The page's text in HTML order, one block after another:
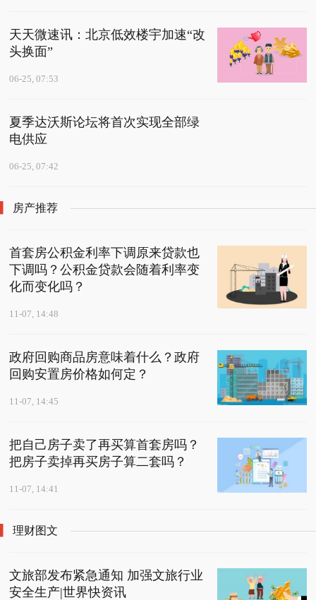
天天微速讯：北京低效楼宇加速“改
头换面”
06-25, 07:53
夏季达沃斯论坛将首次实现全部绿
电供应
06-25, 07:42
房产推荐
首套房公积金利率下调原来贷款也
下调吗？公积金贷款会随着利率变
化而变化吗？
11-07, 14:48
政府回购商品房意味着什么？政府
回购安置房价格如何定？
11-07, 14:45
把自己房子卖了再买算首套房吗？
把房子卖掉再买房子算二套吗？
11-07, 14:41
理财图文
文旅部发布紧急通知 加强文旅行业
安全生产|世界快资讯